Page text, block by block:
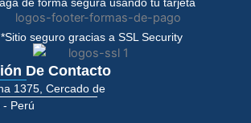
*Sitio seguro gracias a SSL Security
De Contacto
1375, Cercado de
- Perú